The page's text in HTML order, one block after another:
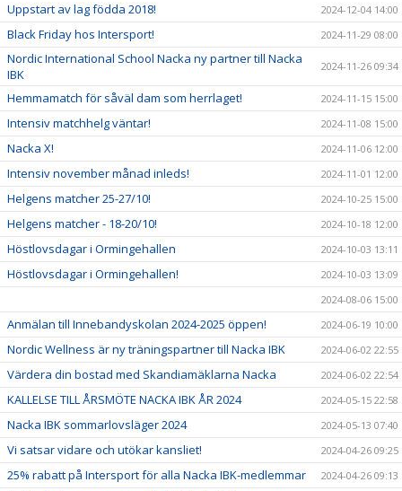
Uppstart av lag födda 2018! 2024-12-04 14:00
Black Friday hos Intersport! 2024-11-29 08:00
Nordic International School Nacka ny partner till Nacka
IBK
2024-11-26 09:34
Hemmamatch för såväl dam som herrlaget! 2024-11-15 15:00
Intensiv matchhelg väntar! 2024-11-08 15:00
Nacka X! 2024-11-06 12:00
Intensiv november månad inleds! 2024-11-01 12:00
Helgens matcher 25-27/10! 2024-10-25 15:00
Helgens matcher - 18-20/10! 2024-10-18 12:00
Höstlovsdagar i Ormingehallen 2024-10-03 13:11
Höstlovsdagar i Ormingehallen!
2024-10-03 13:09
2024-08-06 15:00
Anmälan till Innebandyskolan 2024-2025 öppen! 2024-06-19 10:00
Nordic Wellness är ny träningspartner till Nacka IBK 2024-06-02 22:55
Värdera din bostad med Skandiamäklarna Nacka 2024-06-02 22:54
KALLELSE TILL ÅRSMÖTE NACKA IBK ÅR 2024 2024-05-15 22:58
Nacka IBK sommarlovsläger 2024 2024-05-13 07:40
Vi satsar vidare och utökar kansliet! 2024-04-26 09:25
25% rabatt på Intersport för alla Nacka IBK-medlemmar 2024-04-26 09:13